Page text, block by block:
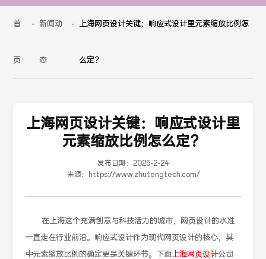
首
页
- 新闻动
态
- 上海网页设计关键：响应式设计里元素缩放比例怎
么定？
上海网页设计关键：响应式设计里
元素缩放比例怎么定？
发布日期：
2025-2-24
来源：
https://www.zhutengtech.com/
在上海这个充满创意与科技活力的城市，网页设计的水准
一直走在行业前沿。响应式设计作为现代网页设计的核心，其
中元素缩放比例的确定更是关键环节。下面上海网页设计公司